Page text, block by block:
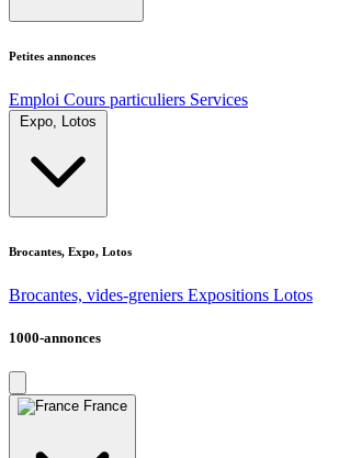
Petites annonces
Emploi Cours particuliers Services
Expo, Lotos
Brocantes, Expo, Lotos
Brocantes, vides-greniers Expositions Lotos
1000-annonces
France